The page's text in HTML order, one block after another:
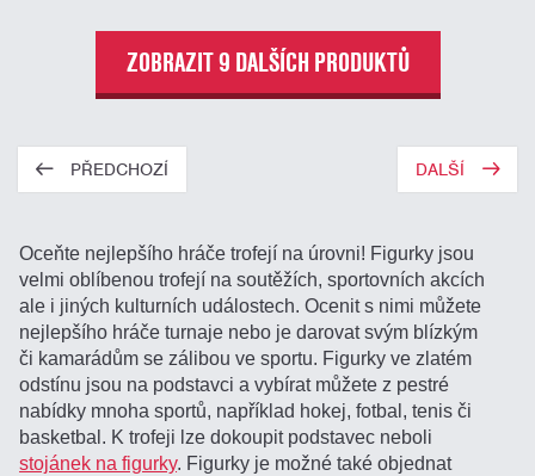
ZOBRAZIT 9 DALŠÍCH PRODUKTŮ
PŘEDCHOZÍ DALŠÍ
Oceňte nejlepšího hráče trofejí na úrovni! Figurky jsou
velmi oblíbenou trofejí na soutěžích, sportovních akcích
ale i jiných kulturních událostech. Ocenit s nimi můžete
nejlepšího hráče turnaje nebo je darovat svým blízkým
či kamarádům se zálibou ve sportu. Figurky ve zlatém
odstínu jsou na podstavci a vybírat můžete z pestré
nabídky mnoha sportů, například hokej, fotbal, tenis či
basketbal. K trofeji lze dokoupit podstavec neboli
stojánek na figurky. Figurky je možné také objednat